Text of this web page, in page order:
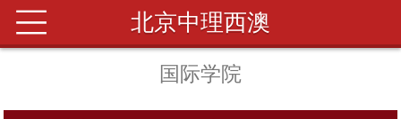
北京中理西澳
国际学院